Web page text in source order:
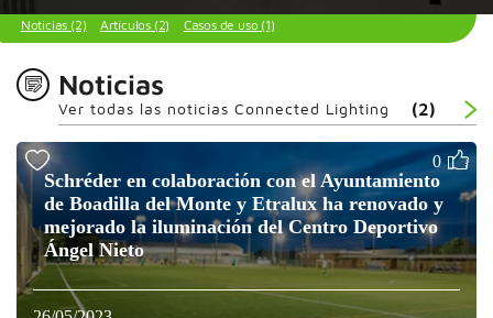
Noticias (2) Artículos (2) Casos de uso (1)
Noticias
Ver todas las noticias Connected Lighting (2)
0
Schréder en colaboración con el Ayuntamiento
de Boadilla del Monte y Etralux ha renovado y
mejorado la iluminación del Centro Deportivo
Ángel Nieto